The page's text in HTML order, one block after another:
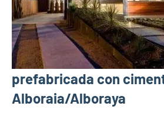
prefabricada con
Alboraia/Alboraya